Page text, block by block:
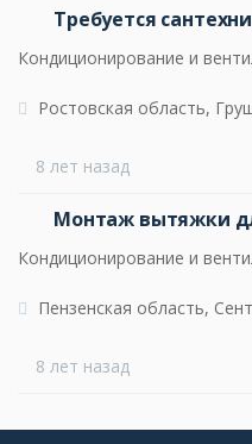
Требуется
Кондиционирование и
8 лет назад
Ростовская область,
Монтаж вытяжки
Кондиционирование и
8 лет назад
Пензенская область,